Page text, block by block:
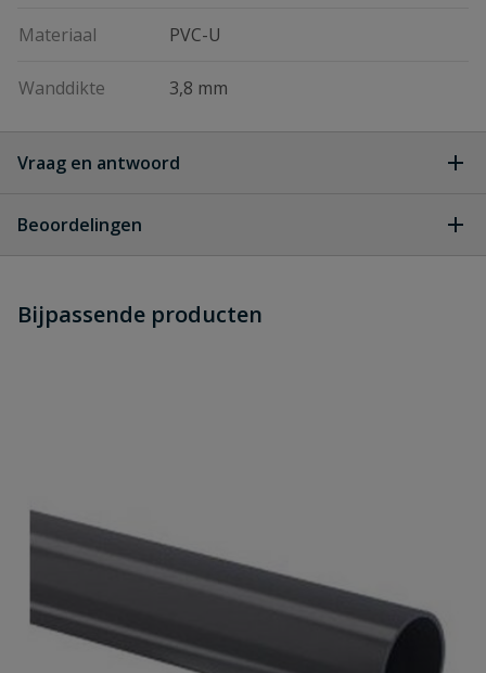
Materiaal PVC-U
Wanddikte 3,8 mm
Vraag en antwoord
dit product?
Beoordelingen
Schrijf zelf een beoordeling
Naam
Bijpassende producten